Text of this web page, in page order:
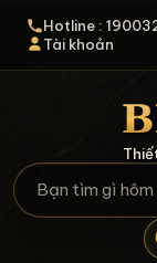
Hotline :
Tài khoản